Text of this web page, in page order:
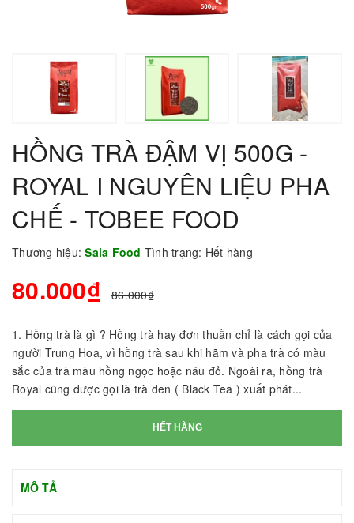
HỒNG TRÀ ĐẬM VỊ 500G -
ROYAL I NGUYÊN LIỆU PHA
CHẾ - TOBEE FOOD
Thương hiệu: Sala Food Tình trạng: Hết hàng
80.000₫ 86.000₫
1. Hồng trà là gì ? Hồng trà hay đơn thuần chỉ là cách gọi của
người Trung Hoa, vì hồng trà sau khi hãm và pha trà có màu
sắc của trà màu hồng ngọc hoặc nâu đỏ. Ngoài ra, hồng trà
Royal cũng được gọi là trà đen ( Black Tea ) xuất phát...
HẾT HÀNG
MÔ TẢ